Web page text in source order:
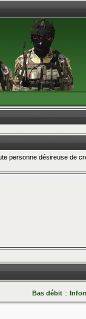
personne désireuse de
Bas débit ::